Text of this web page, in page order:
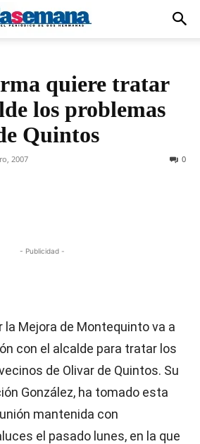
quiere tratar
los problemas
Quintos
2007 0
- Publicidad -
la Mejora de Montequinto va a
con el alcalde para tratar los
de Olivar de Quintos. Su
González, ha tomado esta
mantenida con
el pasado lunes, en la que